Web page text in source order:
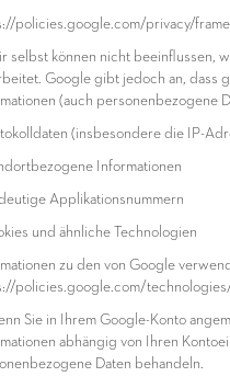
policies.google.com/privacy/
selbst können nicht beeinflussen,
Google gibt jedoch an, dass
(auch personenbezogene
(insbesondere die IP-
Informationen
Applikationsnummern
und ähnliche Technologien
zu den von Google
policies.google.com/
Sie in Ihrem Google-Konto
abhängig von Ihren
Daten behandeln.